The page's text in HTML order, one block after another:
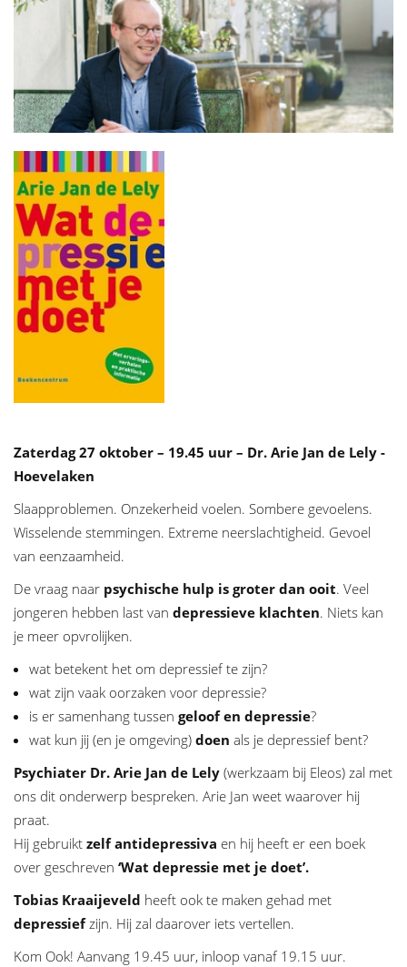
Zaterdag 27 oktober – 19.45 uur – Dr. Arie Jan de Lely -
Hoevelaken
Slaapproblemen. Onzekerheid voelen. Sombere gevoelens.
Wisselende stemmingen. Extreme neerslachtigheid. Gevoel
van eenzaamheid.
De vraag naar psychische hulp is groter dan ooit. Veel
jongeren hebben last van depressieve klachten. Niets kan
je meer opvrolijken.
wat betekent het om depressief te zijn?
wat zijn vaak oorzaken voor depressie?
is er samenhang tussen geloof en depressie?
wat kun jij (en je omgeving) doen als je depressief bent?
Psychiater Dr. Arie Jan de Lely (werkzaam bij Eleos) zal met
ons dit onderwerp bespreken. Arie Jan weet waarover hij
praat.
Hij gebruikt zelf antidepressiva en hij heeft er een boek
over geschreven ‘Wat depressie met je doet’.
Tobias Kraaijeveld heeft ook te maken gehad met
depressiefzijn. Hij zal daarover iets vertellen.
Kom Ook! Aanvang 19.45 uur, inloop vanaf 19.15 uur.